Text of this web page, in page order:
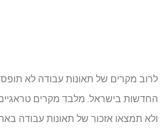
לרוב מקרים של תאונות עבודה לא
החדשות בישראל. מלבד מקרים
ולא תמצאו אזכור של תאונות עבודה